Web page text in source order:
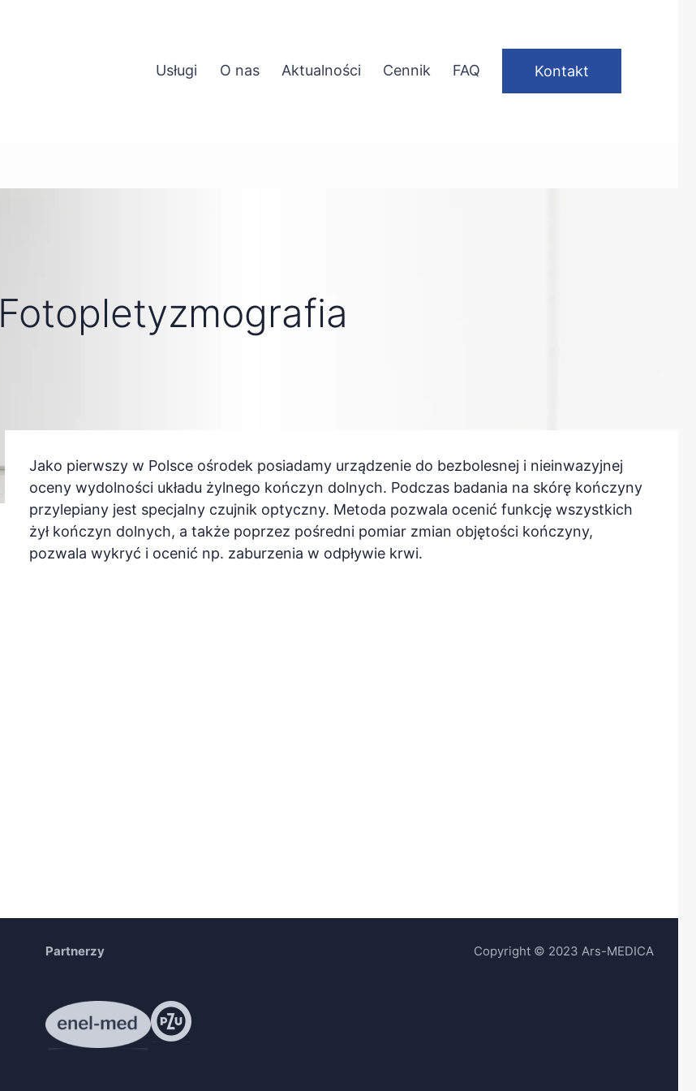
Usługi
O nas Aktualności Cennik FAQ Kontakt
Fotopletyzmografia
Jako pierwszy w Polsce ośrodek posiadamy urządzenie do bezbolesnej i nieinwazyjnej
oceny wydolności układu żylnego kończyn dolnych. Podczas badania na skórę kończyny
przylepiany jest specjalny czujnik optyczny. Metoda pozwala ocenić funkcję wszystkich
żył kończyn dolnych, a także poprzez pośredni pomiar zmian objętości kończyny,
pozwala wykryć i ocenić np. zaburzenia w odpływie krwi.
Partnerzy Copyright © 2023 Ars-MEDICA